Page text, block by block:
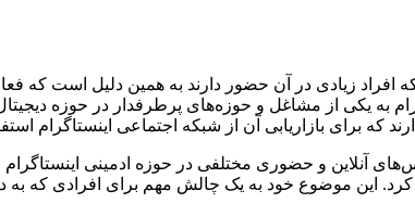
زیادی در آن حضور دارند به همین دلیل است که
یکی از مشاغل و حوزه‌های پرطرفدار در حوزه دیجیتال
برای بازاریابی آن از شبکه اجتماعی اینستاگرام
آنلاین و حضوری مختلفی در حوزه ادمینی
کرد. این موضوع خود به یک چالش مهم برای افرادی که به